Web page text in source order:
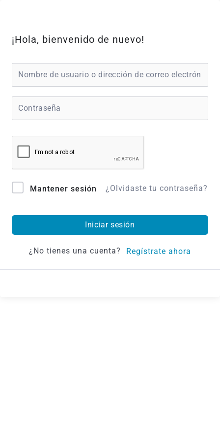
contenido
¡Hola, bienvenido de nuevo!
Mantener sesión ¿Olvidaste tu contraseña?
Iniciar sesión
¿No tienes una cuenta? Regístrate ahora